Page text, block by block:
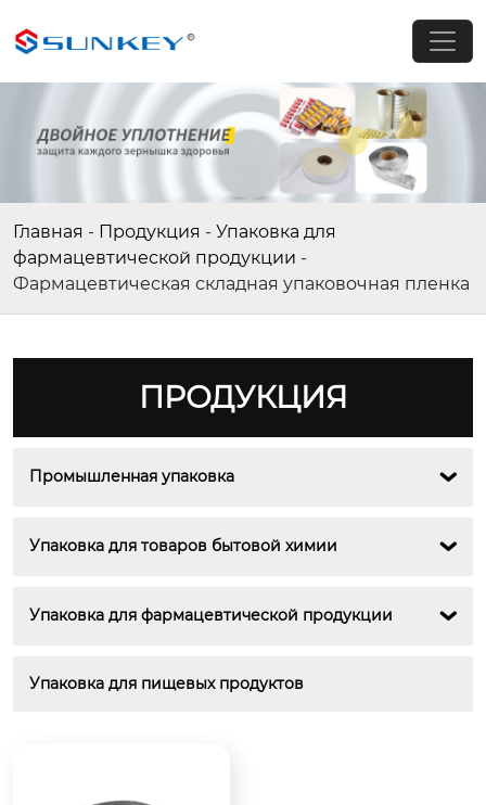
Главная - Продукция - Упаковка для
фармацевтической продукции -
Фармацевтическая складная упаковочная пленка
ПРОДУКЦИЯ
Промышленная упаковка 
Упаковка для товаров бытовой химии 
Упаковка для фармацевтической продукции 
Упаковка для пищевых продуктов